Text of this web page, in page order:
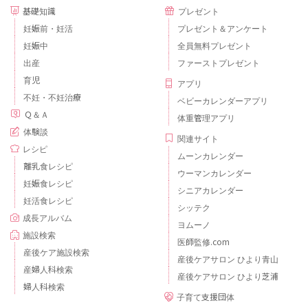
基礎知識
妊娠前・妊活
妊娠中
出産
育児
不妊・不妊治療
Ｑ＆Ａ
体験談
レシピ
離乳食レシピ
妊娠食レシピ
妊活食レシピ
成長アルバム
施設検索
産後ケア施設検索
産婦人科検索
婦人科検索
プレゼント
プレゼント＆アンケート
全員無料プレゼント
ファーストプレゼント
アプリ
ベビーカレンダーアプリ
体重管理アプリ
関連サイト
ムーンカレンダー
ウーマンカレンダー
シニアカレンダー
シッテク
ヨムーノ
医師監修.com
産後ケアサロン ひより青山
産後ケアサロン ひより芝浦
子育て支援団体